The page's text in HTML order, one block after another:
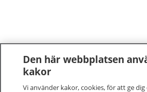
Den här webbplatsen
kakor
Vi använder kakor, cookies, för att ge